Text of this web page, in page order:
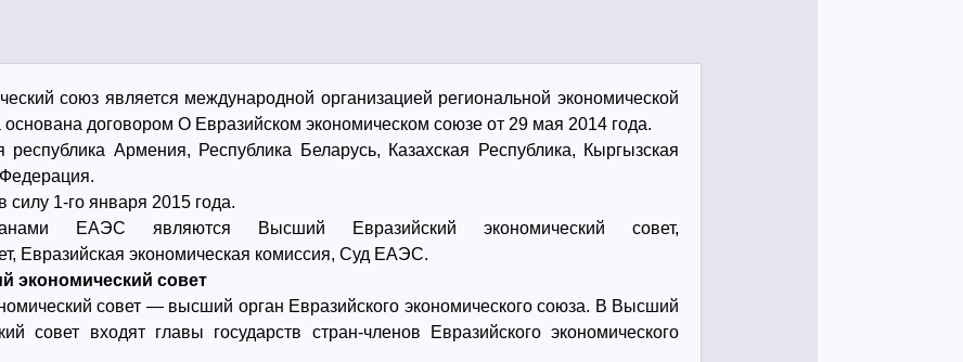
союз является международной организацией региональной экономической
основана договором О Евразийском экономическом союзе от 29 мая 2014 года.
Армения, Республика Беларусь, Казахская Республика, Кыргызская
1-го января 2015 года.
ЕАЭС являются Высший Евразийский экономический совет,
Евразийская экономическая комиссия, Суд ЕАЭС.
экономический совет
совет — высший орган Евразийского экономического союза. В Высший
совет входят главы государств стран-членов Евразийского экономического